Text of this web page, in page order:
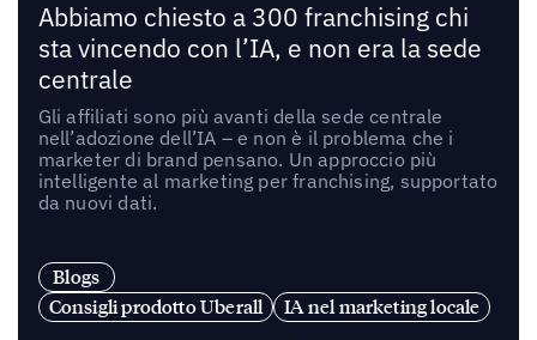
Abbiamo chiesto a 300 franchising chi
sta vincendo con l’IA, e non era la sede
centrale
Gli affiliati sono più avanti della sede centrale
nell’adozione dell’IA – e non è il problema che i
marketer di brand pensano. Un approccio più
intelligente al marketing per franchising, supportato
da nuovi dati.
Blogs
Consigli prodotto Uberall
IA nel marketing locale